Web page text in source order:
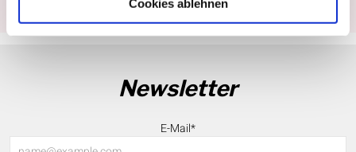
Cookies ablehnen
Newsletter
E-Mail*